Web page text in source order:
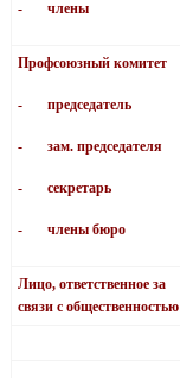
- члены
Профсоюзный комитет
- председатель
- зам. председателя
- секретарь
- члены бюро
Лицо, ответственное за
связи с общественностью